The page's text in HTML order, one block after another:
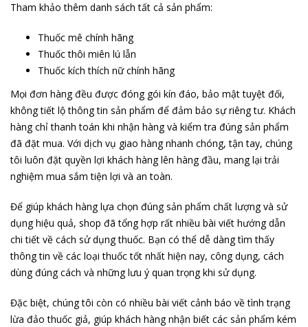
Tham khảo thêm danh sách tất cả sản phẩm:
Thuốc mê chính hãng
Thuốc thôi miên lú lẫn
Thuốc kích thích nữ chính hãng
Mọi đơn hàng đều được đóng gói kín đáo, bảo mật tuyệt đối,
không tiết lộ thông tin sản phẩm để đảm bảo sự riêng tư. Khách
hàng chỉ thanh toán khi nhận hàng và kiểm tra đúng sản phẩm
đã đặt mua. Với dịch vụ giao hàng nhanh chóng, tận tay, chúng
tôi luôn đặt quyền lợi khách hàng lên hàng đầu, mang lại trải
nghiệm mua sắm tiện lợi và an toàn.
Để giúp khách hàng lựa chọn đúng sản phẩm chất lượng và sử
dụng hiệu quả, shop đã tổng hợp rất nhiều bài viết hướng dẫn
chi tiết về cách sử dụng thuốc. Bạn có thể dễ dàng tìm thấy
thông tin về các loại thuốc tốt nhất hiện nay, công dụng, cách
dùng đúng cách và những lưu ý quan trọng khi sử dụng.
Đặc biệt, chúng tôi còn có nhiều bài viết cảnh báo về tình trạng
lừa đảo thuốc giả, giúp khách hàng nhận biết các sản phẩm kém